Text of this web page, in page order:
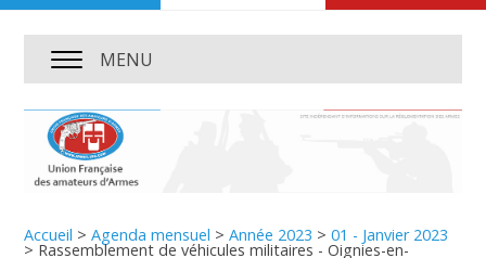
MENU
Accueil >Agenda mensuel >Année 2023 >01 - Janvier 2023
> Rassemblement de véhicules militaires - Oignies-en-